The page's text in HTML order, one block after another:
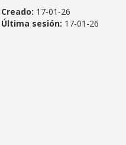
Creado: 17-01-26
Última sesión: 17-01-26